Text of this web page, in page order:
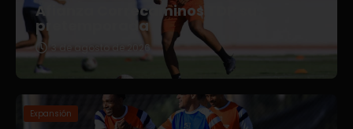
Afianza Correcaminos TDP su
pretemporada
3 de agosto de 2026
Expansión